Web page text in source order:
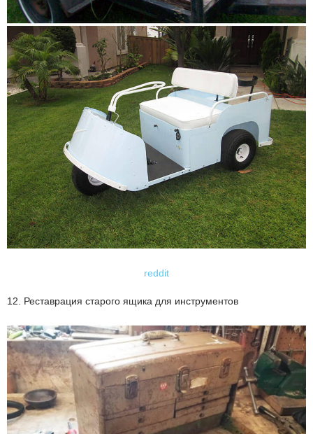
reddit
12. Реставрация старого ящика для инструментов